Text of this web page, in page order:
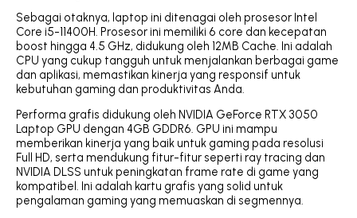
Sebagai otaknya, laptop ini ditenagai oleh prosesor Intel
Core i5-11400H. Prosesor ini memiliki 6 core dan kecepatan
boost hingga 4.5 GHz, didukung oleh 12MB Cache. Ini adalah
CPU yang cukup tangguh untuk menjalankan berbagai game
dan aplikasi, memastikan kinerja yang responsif untuk
kebutuhan gaming dan produktivitas Anda.
Performa grafis didukung oleh NVIDIA GeForce RTX 3050
Laptop GPU dengan 4GB GDDR6. GPU ini mampu
memberikan kinerja yang baik untuk gaming pada resolusi
Full HD, serta mendukung fitur-fitur seperti ray tracing dan
NVIDIA DLSS untuk peningkatan frame rate di game yang
kompatibel. Ini adalah kartu grafis yang solid untuk
pengalaman gaming yang memuaskan di segmennya.